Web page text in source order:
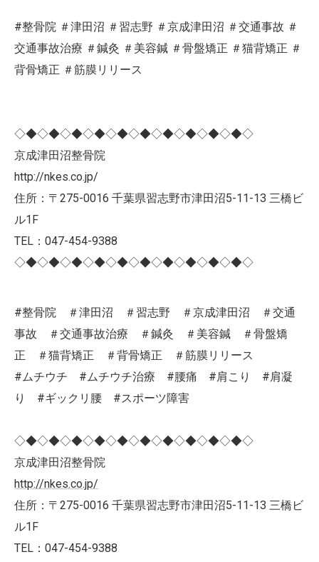
#整骨院 ＃津田沼 ＃習志野 ＃京成津田沼 ＃交通事故 ＃
交通事故治療 ＃鍼灸 ＃美容鍼 ＃骨盤矯正 ＃猫背矯正 ＃
背骨矯正 ＃筋膜リリース
◇◆◇◆◇◆◇◆◇◆◇◆◇◆◇◆◇◆◇◆◇
京成津田沼整骨院
http://nkes.co.jp/
住所：〒275-0016 千葉県習志野市津田沼5-11-13 三橋ビ
ル1F
TEL：047-454-9388
◇◆◇◆◇◆◇◆◇◆◇◆◇◆◇◆◇◆◇◆◇
#整骨院 ＃津田沼 ＃習志野 ＃京成津田沼 ＃交通
事故 ＃交通事故治療 ＃鍼灸 ＃美容鍼 ＃骨盤矯
正 ＃猫背矯正 ＃背骨矯正 ＃筋膜リリース
#ムチウチ #ムチウチ治療 #腰痛 #肩こり #肩凝
り #ギックリ腰 #スポーツ障害
◇◆◇◆◇◆◇◆◇◆◇◆◇◆◇◆◇◆◇◆◇
京成津田沼整骨院
http://nkes.co.jp/
住所：〒275-0016 千葉県習志野市津田沼5-11-13 三橋ビ
ル1F
TEL：047-454-9388